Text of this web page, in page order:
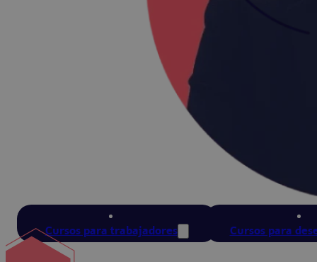
Cursos para trabajadores Cursos para